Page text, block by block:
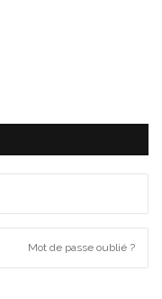
Mot de passe oublié ?